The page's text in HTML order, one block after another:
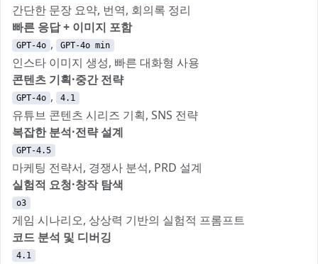
간단한 문장 요약, 번역, 회의록 정리
빠른 응답 + 이미지 포함
GPT-4o , GPT-4o min
인스타 이미지 생성, 빠른 대화형 사용
콘텐츠 기획·중간 전략
GPT-4o , 4.1
유튜브 콘텐츠 시리즈 기획, SNS 전략
복잡한 분석·전략 설계
GPT-4.5
마케팅 전략서, 경쟁사 분석, PRD 설계
실험적 요청·창작 탐색
o3
게임 시나리오, 상상력 기반의 실험적 프롬프트
코드 분석 및 디버깅
4.1